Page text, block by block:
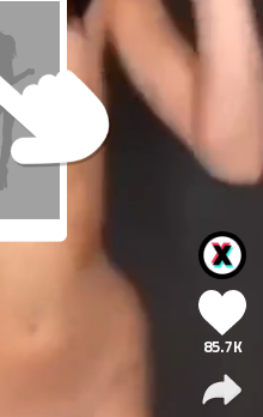
85.7K